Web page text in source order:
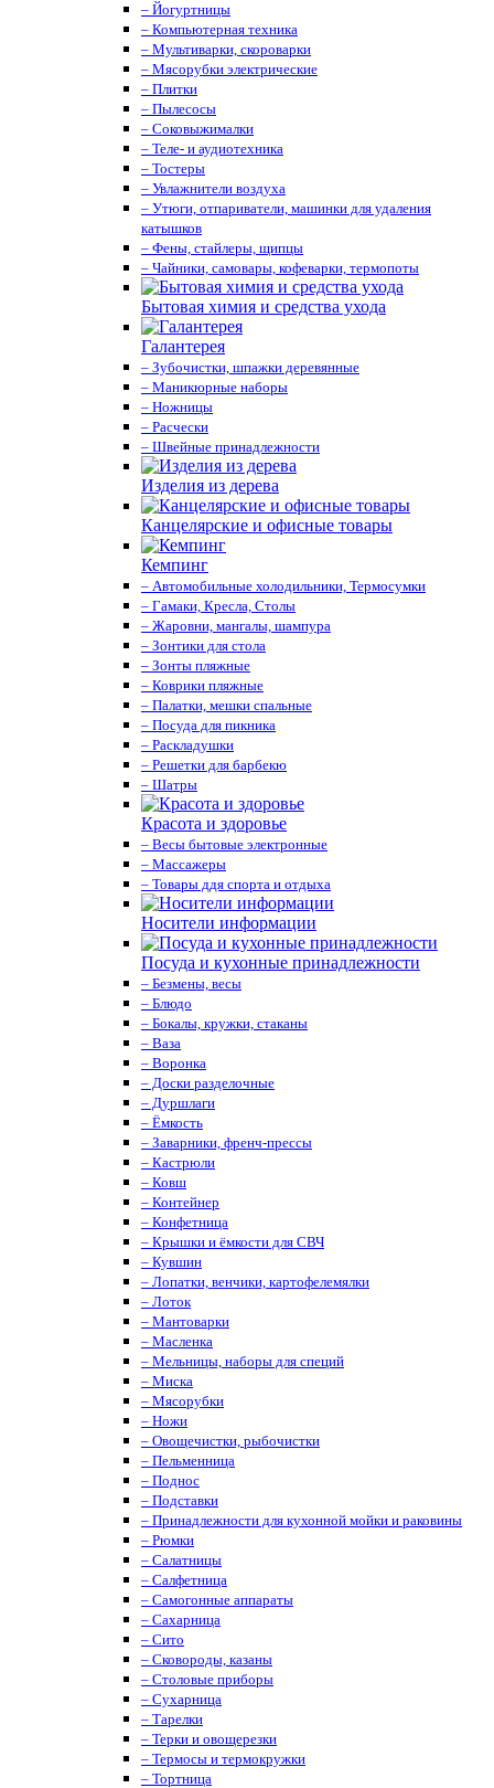
– Йогуртницы
– Компьютерная техника
– Мультиварки, скороварки
– Мясорубки электрические
– Плитки
– Пылесосы
– Соковыжималки
– Теле- и аудиотехника
– Тостеры
– Увлажнители воздуха
– Утюги, отпариватели, машинки для удаления
катышков
– Фены, стайлеры, щипцы
– Чайники, самовары, кофеварки, термопоты
Бытовая химия и средства ухода
Галантерея
– Зубочистки, шпажки деревянные
– Маникюрные наборы
– Ножницы
– Расчески
– Швейные принадлежности
Изделия из дерева
Канцелярские и офисные товары
Кемпинг
– Автомобильные холодильники, Термосумки
– Гамаки, Кресла, Столы
– Жаровни, мангалы, шампура
– Зонтики для стола
– Зонты пляжные
– Коврики пляжные
– Палатки, мешки спальные
– Посуда для пикника
– Раскладушки
– Решетки для барбекю
– Шатры
Красота и здоровье
– Весы бытовые электронные
– Массажеры
– Товары ддя спорта и отдыха
Носители информации
Посуда и кухонные принадлежности
– Безмены, весы
– Блюдо
– Бокалы, кружки, стаканы
– Ваза
– Воронка
– Доски разделочные
– Дуршлаги
– Ёмкость
– Заварники, френч-прессы
– Кастрюли
– Ковш
– Контейнер
– Конфетница
– Крышки и ёмкости для СВЧ
– Кувшин
– Лопатки, венчики, картофелемялки
– Лоток
– Мантоварки
– Масленка
– Мельницы, наборы для специй
– Миска
– Мясорубки
– Ножи
– Овощечистки, рыбочистки
– Пельменница
– Поднос
– Подставки
– Принадлежности для кухонной мойки и раковины
– Рюмки
– Салатницы
– Салфетница
– Самогонные аппараты
– Сахарница
– Сито
– Сковороды, казаны
– Столовые приборы
– Сухарница
– Тарелки
– Терки и овощерезки
– Термосы и термокружки
– Тортница